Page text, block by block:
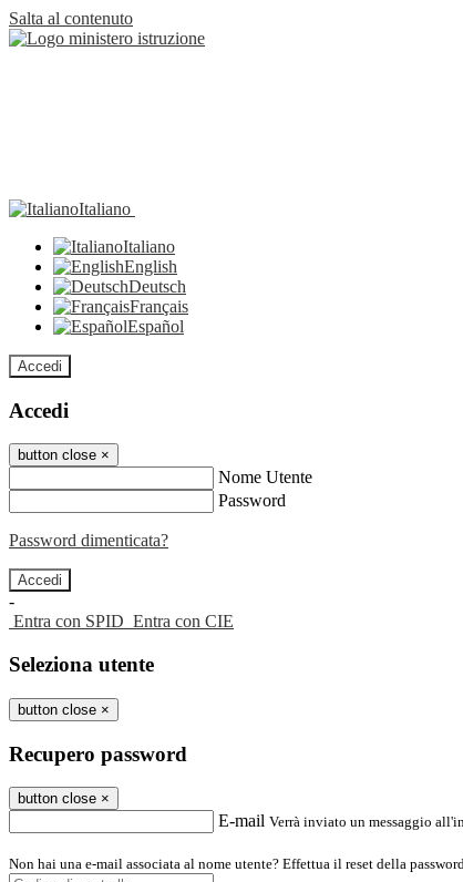
Salta al contenuto
Italiano
Italiano
English
Deutsch
Français
Español
Accedi
Accedi
button close ×
Nome Utente
Password
Password dimenticata?
-
Entra con SPID Entra con CIE
Seleziona utente
button close ×
Recupero password
button close ×
E-mail Verrà inviato un messaggio
Non hai una e-mail associata al nome utente? Effettua il reset della